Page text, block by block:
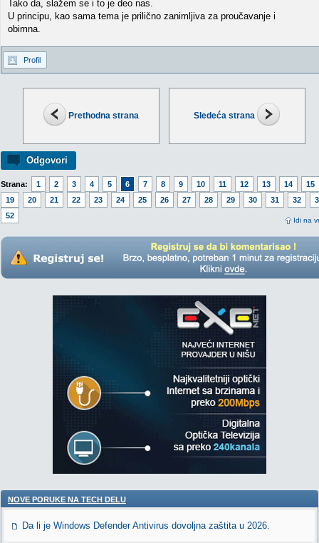
Prethodna strana Sledeća strana
Odgovori
Strana: 1 2 3 4 5 6 7 8 9 10 11 12 13 14
15
19
20 21 22 23 24 25 26 27 28 29 30 31 32
52
Idi na
Tako da, slažem se i to je deo nas.
U principu, kao sama tema je prilično zanimljiva za proučavanje i
obimna.
Profil
NOVE PORUKE NA TECH DELU
Da li je Windows Defender Antivirus dovoljna zaštita u 2026.